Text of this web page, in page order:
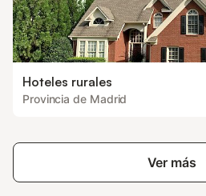
Hoteles rurales
Provincia de Madrid
Ver más